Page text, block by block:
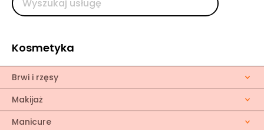
Kosmetyka
Brwi i rzęsy
Makijaż
Manicure